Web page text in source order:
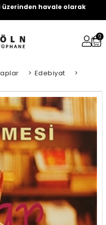
üzerinden havale olarak
0
> Edebiyat >